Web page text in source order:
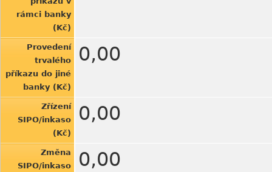
rámci banky
(Kč)
Provedení
trvalého
příkazu do jiné
banky (Kč)
0,00
Zřízení
SIPO/inkaso
(Kč)
0,00
Změna
SIPO/inkaso
0,00